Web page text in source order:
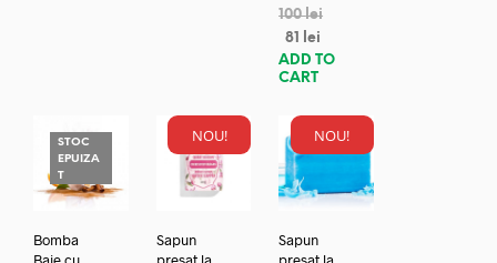
100lei
81
lei
ADD TO
CART
STOC
EPUIZA
T
Bomba
Baie cu
NOU!
Sapun
presat la
NOU!
Sapun
presat la